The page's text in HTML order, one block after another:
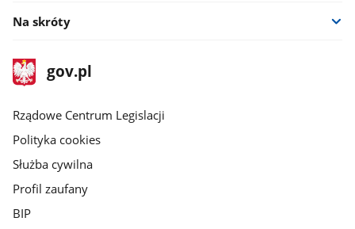
Na skróty
stopka
gov.plStrona
gov.pl
Rządowe Centrum Legislacji
Polityka cookies
Służba cywilna
Profil zaufany
BIP